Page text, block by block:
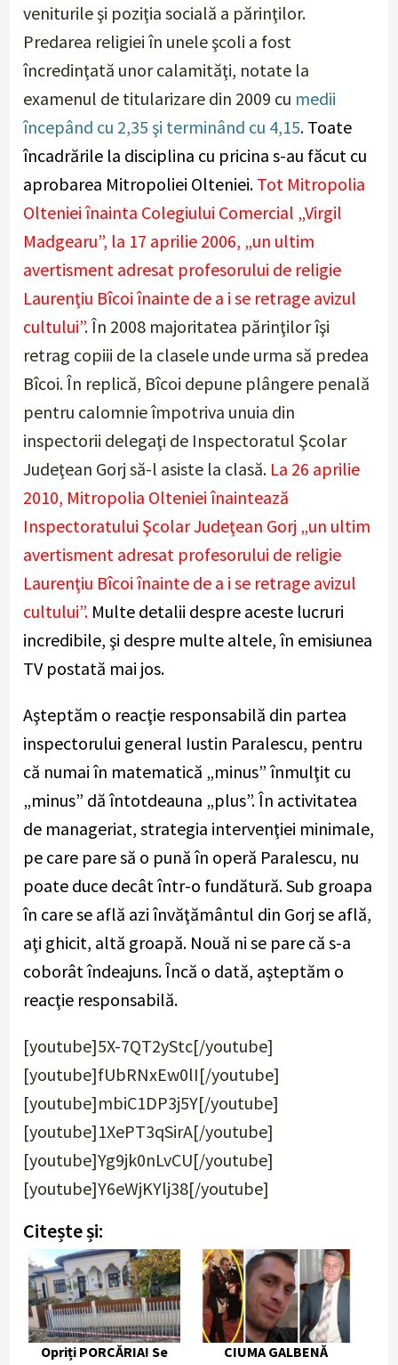
veniturile şi poziţia socială a părinţilor.
Predarea religiei în unele şcoli a fost
încredinţată unor calamităţi, notate la
examenul de titularizare din 2009 cu medii
începând cu 2,35 şi terminând cu 4,15. Toate
încadrările la disciplina cu pricina s-au făcut cu
aprobarea Mitropoliei Olteniei. Tot Mitropolia
Olteniei înainta Colegiului Comercial „Virgil
Madgearu”, la 17 aprilie 2006, „un ultim
avertisment adresat profesorului de religie
Laurenţiu Bîcoi înainte de a i se retrage avizul
cultului”. În 2008 majoritatea părinţilor îşi
retrag copiii de la clasele unde urma să predea
Bîcoi. În replică, Bîcoi depune plângere penală
pentru calomnie împotriva unuia din
inspectorii delegaţi de Inspectoratul Şcolar
Judeţean Gorj să-l asiste la clasă. La 26 aprilie
2010, Mitropolia Olteniei înaintează
Inspectoratului Şcolar Judeţean Gorj „un ultim
avertisment adresat profesorului de religie
Laurenţiu Bîcoi înainte de a i se retrage avizul
cultului”. Multe detalii despre aceste lucruri
incredibile, şi despre multe altele, în emisiunea
TV postată mai jos.
Aşteptăm o reacţie responsabilă din partea
inspectorului general Iustin Paralescu, pentru
că numai în matematică „minus” înmulţit cu
„minus” dă întotdeauna „plus”. În activitatea
de manageriat, strategia intervenţiei minimale,
pe care pare să o pună în operă Paralescu, nu
poate duce decât într-o fundătură. Sub groapa
în care se află azi învăţământul din Gorj se află,
aţi ghicit, altă groapă. Nouă ni se pare că s-a
coborât îndeajuns. Încă o dată, aşteptăm o
reacţie responsabilă.
[youtube]5X-7QT2yStc[/youtube]
[youtube]fUbRNxEw0lI[/youtube]
[youtube]mbiC1DP3j5Y[/youtube]
[youtube]1XePT3qSirA[/youtube]
[youtube]Yg9jk0nLvCU[/youtube]
[youtube]Y6eWjKYlj38[/youtube]
Citește și:
Opriți PORCĂRIA! Se
CIUMA GALBENĂ